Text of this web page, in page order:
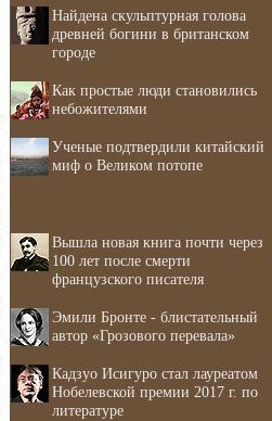
Найдена скульптурная голова
древней богини в британском
городе
Как простые люди становились
небожителями
Ученые подтвердили китайский
миф о Великом потопе
Вышла новая книга почти через
100 лет после смерти
французского писателя
Эмили Бронте - блистательный
автор «Грозового перевала»
Кадзуо Исигуро стал лауреатом
Нобелевской премии 2017 г. по
литературе